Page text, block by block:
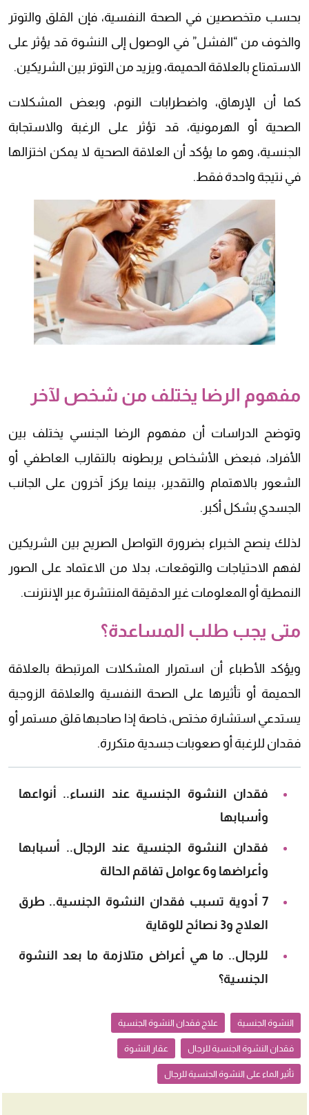
بحسب متخصصين في الصحة النفسية، فإن القلق والتوتر
والخوف من “الفشل” في الوصول إلى النشوة قد يؤثر على
الاستمتاع بالعلاقة الحميمة، ويزيد من التوتر بين الشريكين.
كما أن الإرهاق، واضطرابات النوم، وبعض المشكلات
الصحية أو الهرمونية، قد تؤثر على الرغبة والاستجابة
الجنسية، وهو ما يؤكد أن العلاقة الصحية لا يمكن اختزالها
في نتيجة واحدة فقط.
مفهوم الرضا يختلف من شخص لآخر
وتوضح الدراسات أن مفهوم الرضا الجنسي يختلف بين
الأفراد، فبعض الأشخاص يربطونه بالتقارب العاطفي أو
الشعور بالاهتمام والتقدير، بينما يركز آخرون على الجانب
الجسدي بشكل أكبر.
لذلك ينصح الخبراء بضرورة التواصل الصريح بين الشريكين
لفهم الاحتياجات والتوقعات، بدلا من الاعتماد على الصور
النمطية أو المعلومات غير الدقيقة المنتشرة عبر الإنترنت.
متى يجب طلب المساعدة؟
ويؤكد الأطباء أن استمرار المشكلات المرتبطة بالعلاقة
الحميمة أو تأثيرها على الصحة النفسية والعلاقة الزوجية
يستدعي استشارة مختص، خاصة إذا صاحبها قلق مستمر أو
فقدان للرغبة أو صعوبات جسدية متكررة.
فقدان النشوة الجنسية عند النساء.. أنواعها
وأسبابها
فقدان النشوة الجنسية عند الرجال.. أسبابها
وأعراضها و6 عوامل تفاقم الحالة
7 أدوية تسبب فقدان النشوة الجنسية.. طرق
العلاج و3 نصائح للوقاية
للرجال.. ما هي أعراض متلازمة ما بعد النشوة
الجنسية؟
النشوة الجنسية علاج فقدان النشوة الجنسية
فقدان النشوة الجنسية للرجال عقار النشوة
تأثير الماء على النشوة الجنسية للرجال